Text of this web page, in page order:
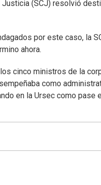
(SCJ) resolvió
por este caso, la
ahora.
cinco ministros de la
como
en la Ursec como pase